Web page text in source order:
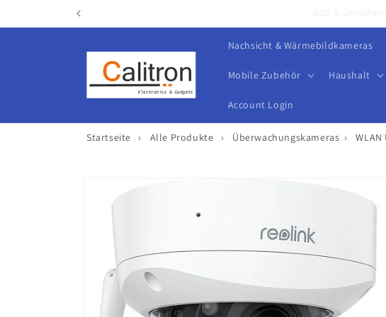
Inhalt
Nachsicht & Wärmebildkameras
Mobile Zubehör Haushalt
Account Login
Startseite › Alle Produkte › Überwachungskameras ›
Produktinformationen
springen